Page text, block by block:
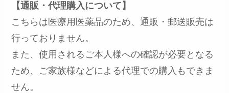
【通販・代理購入について】
こちらは医療用医薬品のため、通販・郵送販売は
行っておりません。
また、使用されるご本人様への確認が必要となる
ため、ご家族様などによる代理での購入もできま
せん。